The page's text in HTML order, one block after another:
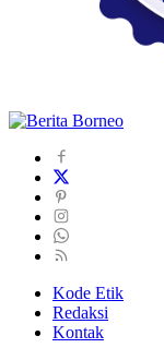
Kode Etik
Redaksi
Kontak